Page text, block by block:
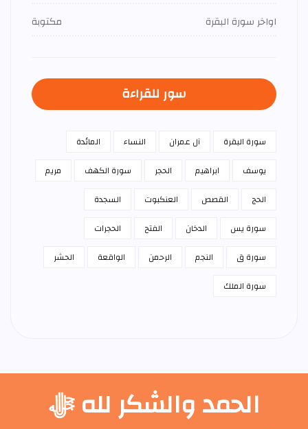
اواخر سورة البقرة
مكتوبة
سور للقراءة
سورة البقرة آل عمران النساء
المائدة
يوسف
ابراهيم الحجر سورة الكهف
مريم
الحج
القصص العنكبوت
السجدة
سورة يس
الدخان الفتح
الحجرات
سورة ق
النجم الرحمن الواقعة
الحشر
سورة الملك
الحمد والشكر لله ﷻ